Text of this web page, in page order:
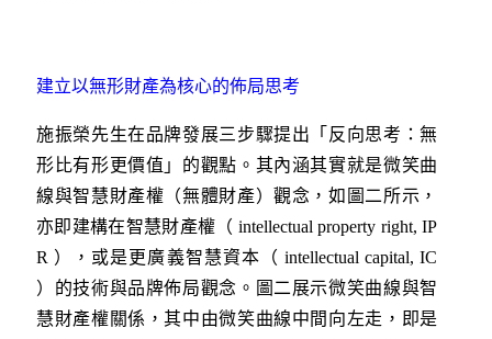
建立以無形財產為核心的佈局思考
施振榮先生在品牌發展三步驟提出「反向思考：無
形比有形更價值」的觀點。其內涵其實就是微笑曲
線與智慧財產權（無體財產）觀念，如圖二所示，
亦即建構在智慧財產權（ intellectual property right, IP
R ），或是更廣義智慧資本（ intellectual capital, IC
）的技術與品牌佈局觀念。圖二展示微笑曲線與智
慧財產權關係，其中由微笑曲線中間向左走，即是